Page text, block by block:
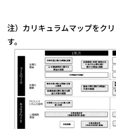
注）カリキュラムマップをク
す。